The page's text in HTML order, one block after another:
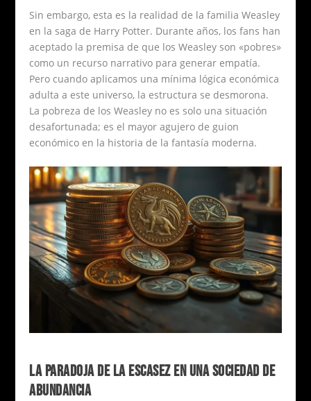
Sin embargo, esta es la realidad de la familia Weasley
en la saga de Harry Potter. Durante años, los fans han
aceptado la premisa de que los Weasley son «pobres»
como un recurso narrativo para generar empatía.
Pero cuando aplicamos una mínima lógica económica
adulta a este universo, la estructura se desmorona.
La pobreza de los Weasley no es solo una situación
desafortunada; es el mayor agujero de guion
económico en la historia de la fantasía moderna.
LA PARADOJA DE LA ESCASEZ EN UNA SOCIEDAD DE
ABUNDANCIA